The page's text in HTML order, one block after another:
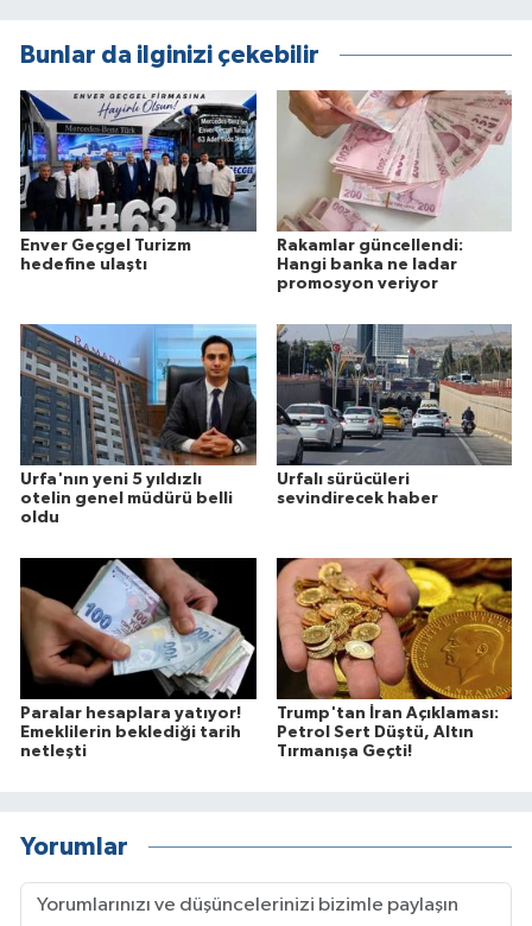
Bunlar da ilginizi çekebilir
Enver Geçgel Turizm
hedefine ulaştı
Rakamlar güncellendi:
Hangi banka ne ladar
promosyon veriyor
Urfa'nın yeni 5 yıldızlı
otelin genel müdürü belli
oldu
Urfalı sürücüleri
sevindirecek haber
Paralar hesaplara yatıyor!
Emeklilerin beklediği tarih
netleşti
Trump'tan İran Açıklaması:
Petrol Sert Düştü, Altın
Tırmanışa Geçti!
Yorumlar